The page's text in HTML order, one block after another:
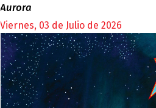
Aurora
Viernes, 03 de Julio de 2026